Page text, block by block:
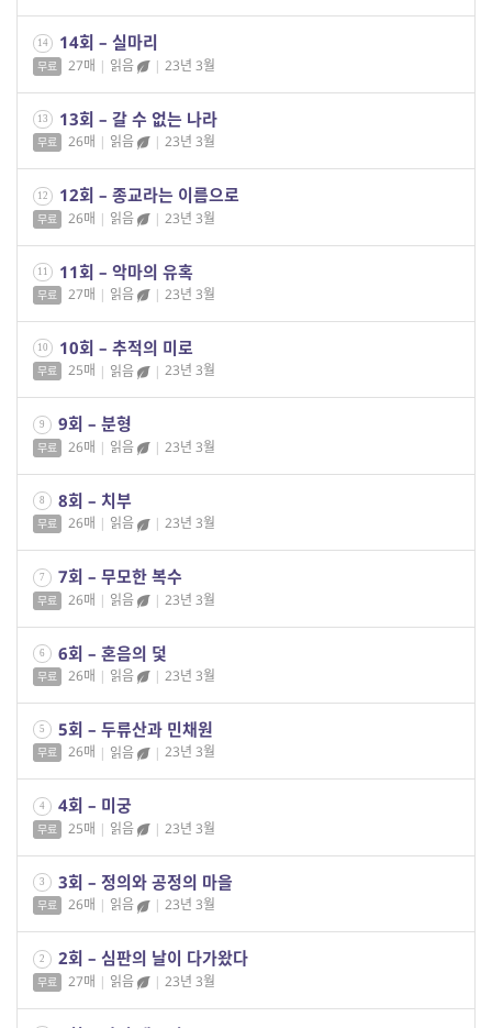
14 14회 – 실마리
무료 27매 | 읽음 | 23년 3월
13 13회 – 갈 수 없는 나라
무료 26매 | 읽음 | 23년 3월
12 12회 – 종교라는 이름으로
무료 26매 | 읽음 | 23년 3월
11 11회 – 악마의 유혹
무료 27매 | 읽음 | 23년 3월
10 10회 – 추적의 미로
무료 25매 | 읽음 | 23년 3월
9 9회 – 분형
무료 26매 | 읽음 | 23년 3월
8 8회 – 치부
무료 26매 | 읽음 | 23년 3월
7 7회 – 무모한 복수
무료 26매 | 읽음 | 23년 3월
6 6회 – 혼음의 덫
무료 26매 | 읽음 | 23년 3월
5 5회 – 두류산과 민채원
무료 26매 | 읽음 | 23년 3월
4 4회 – 미궁
무료 25매 | 읽음 | 23년 3월
3 3회 – 정의와 공정의 마을
무료 26매 | 읽음 | 23년 3월
2 2회 – 심판의 날이 다가왔다
무료 27매 | 읽음 | 23년 3월